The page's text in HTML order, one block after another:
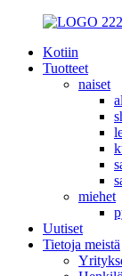
Kotiin
Tuotteet
naiset
miehet
Uutiset
Tietoja meistä